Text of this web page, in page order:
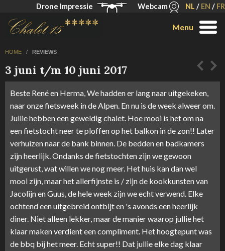
Drone Impressie Webcam NL / EN / FR
Menu
HOME / REVIEWS
3 juni t/m 10 juni 2017
Beste René en Herma, We hadden er lang naar uitgekeken,
naar onze fietsweek in de Alpen. En nu is de week alweer om.
Jullie hebben een geweldig chalet. Hoe mooi is het om na
een fietstocht neer te ploffen op het balkon in de zon!! Later
verhuizen naar de bank binnen. De bedden en badkamers
zijn heerlijk. Ondanks de fietstochten zijn we gewoon
uitgerust, wat willen we nog meer. Het huis kan dan wel
mooi zijn, maar het allerfijnste is / zijn de kookkunsten van
Jacolijn en Guus, de hele week zijn we echt verwend. Elke
ochtend een uitgebreid ontbijt en 's avonds een heerlijk
diner. Niet alleen lekker, maar de manier waarop jullie het
klaar maken verdient een compliment. Het hoogtepunt was
de bbq bij het meer. Echt super!! Dat jullie elke dag klaar